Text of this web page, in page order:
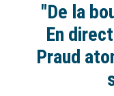
"De la
En
Praud